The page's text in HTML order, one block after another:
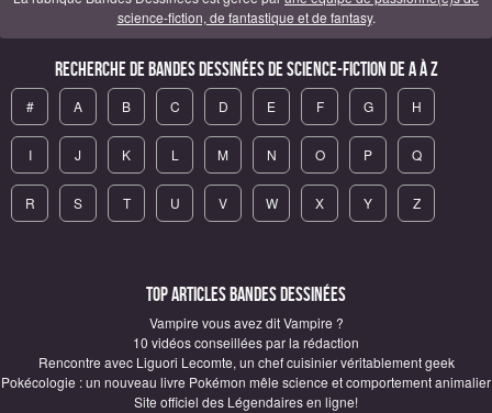
science-fiction, de fantastique et de fantasy.
Recherche de Bandes Dessinées de science-fiction de A à Z
# A B C D E F G H
I J K L M N O P Q
R S T U V W X Y Z
Top articles Bandes Dessinées
Vampire vous avez dit Vampire ?
10 vidéos conseillées par la rédaction
Rencontre avec Liguori Lecomte, un chef cuisinier véritablement geek
Pokécologie : un nouveau livre Pokémon mêle science et comportement animalier
Site officiel des Légendaires en ligne!